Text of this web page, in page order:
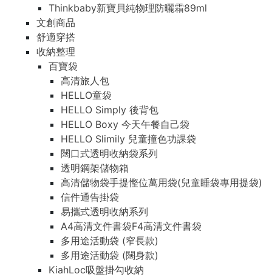
Thinkbaby新寶貝純物理防曬霜89ml
文創商品
舒適穿搭
收納整理
百寶袋
高清旅人包
HELLO童袋
HELLO Simply 後背包
HELLO Boxy 今天午餐自己袋
HELLO Slimily 兒童撞色功課袋
闊口式透明收納袋系列
透明鋼架儲物箱
高清儲物袋手提慳位萬用袋(兒童睡袋專用提袋)
信件通告掛袋
易攜式透明收納系列
A4高清文件書袋F4高清文件書袋
多用途活動袋 (窄長款)
多用途活動袋 (闊身款)
KiahLoc吸盤掛勾收納